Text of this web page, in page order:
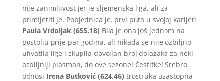
nije zanimljivost jer je sljemenska liga, ali za
primIjetiti je. Pobjednica je, prvi puta u svojoj karijeri
Paula Vrdoljak (655.18) Bila je ona još jednom na
postolju prije par godina, ali nikada se nije ozbiljno
uhvatila lige i skupila dovoljan broj dolazaka za neki
ozbiljniji plasman, do ove sezone! Čestitke! Srebro
odnosi Irena Butković (624.46) trostruka uzastopna